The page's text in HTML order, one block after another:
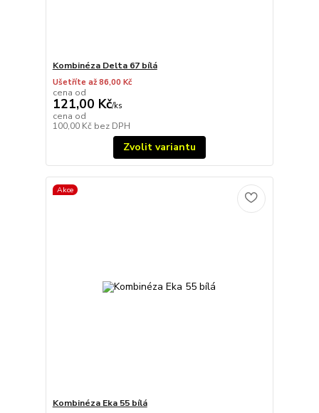
Kombinéza Delta 67 bílá
Ušetříte až 86,00 Kč
cena od
121,00 Kč/ks
cena od
100,00 Kč bez DPH
Zvolit variantu
Akce
Kombinéza Eka 55 bílá